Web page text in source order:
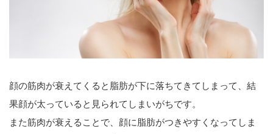
顔の筋肉が衰えてくると脂肪が下に落ちてきてしまって、結
果顔が太っていると見られてしまいがちです。
また筋肉が衰えることで、顔に脂肪がつきやすくなってしま